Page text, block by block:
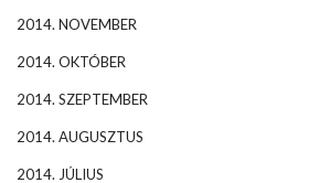
2014. NOVEMBER
2014. OKTÓBER
2014. SZEPTEMBER
2014. AUGUSZTUS
2014. JÚLIUS